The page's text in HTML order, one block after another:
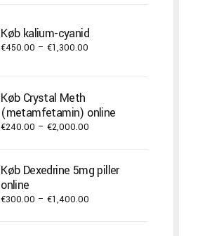
Køb kalium-cyanid
€450.00 – €1,300.00
€1,300.00
Køb Crystal Meth
(metamfetamin) online
€240.00 – €2,000.00
through
Køb Dexedrine 5mg piller
online
€300.00 – €1,400.00